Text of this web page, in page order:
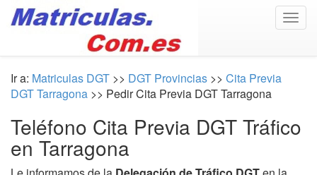
Ir a: Matriculas DGT >> DGT Provincias >> Cita Previa
DGT Tarragona >> Pedir Cita Previa DGT Tarragona
Teléfono Cita Previa DGT Tráfico
en Tarragona